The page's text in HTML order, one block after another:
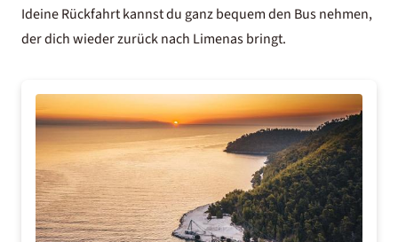
Ideine Rückfahrt kannst du ganz bequem den Bus nehmen,
der dich wieder zurück nach Limenas bringt.